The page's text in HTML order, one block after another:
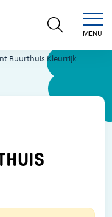
MENU
Buurthuis Kleurrijk